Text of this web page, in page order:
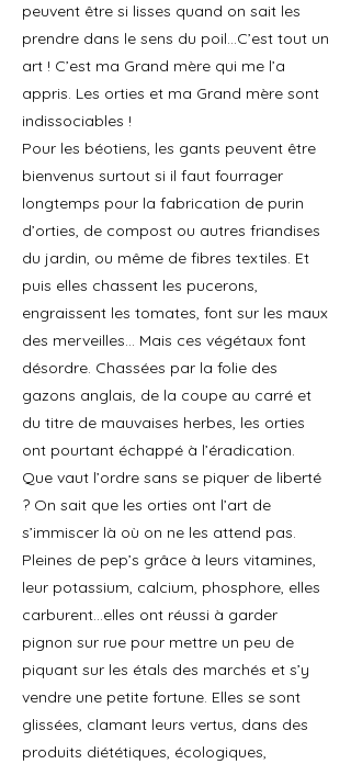
peuvent être si lisses quand on sait les
prendre dans le sens du poil…C’est tout un
art ! C’est ma Grand mère qui me l’a
appris. Les orties et ma Grand mère sont
indissociables !
Pour les béotiens, les gants peuvent être
bienvenus surtout si il faut fourrager
longtemps pour la fabrication de purin
d’orties, de compost ou autres friandises
du jardin, ou même de fibres textiles. Et
puis elles chassent les pucerons,
engraissent les tomates, font sur les maux
des merveilles… Mais ces végétaux font
désordre. Chassées par la folie des
gazons anglais, de la coupe au carré et
du titre de mauvaises herbes, les orties
ont pourtant échappé à l’éradication.
Que vaut l’ordre sans se piquer de liberté
? On sait que les orties ont l’art de
s’immiscer là où on ne les attend pas.
Pleines de pep’s grâce à leurs vitamines,
leur potassium, calcium, phosphore, elles
carburent…elles ont réussi à garder
pignon sur rue pour mettre un peu de
piquant sur les étals des marchés et s’y
vendre une petite fortune. Elles se sont
glissées, clamant leurs vertus, dans des
produits diététiques, écologiques,